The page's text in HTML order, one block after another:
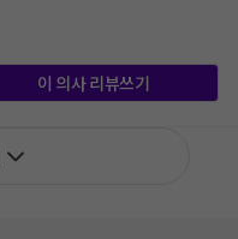
이 의사 리뷰쓰기